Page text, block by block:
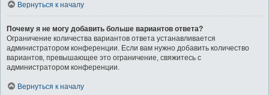
Вернуться к началу
Почему я не могу добавить больше вариантов ответа?
Ограничение количества вариантов ответа устанавливается
администратором конференции. Если вам нужно добавить количество
вариантов, превышающее это ограничение, свяжитесь с
администратором конференции.
Вернуться к началу